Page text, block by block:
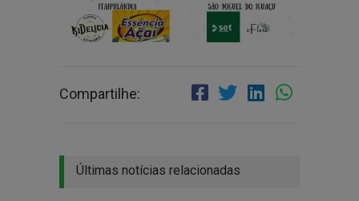
Compartilhe:
Últimas notícias relacionadas